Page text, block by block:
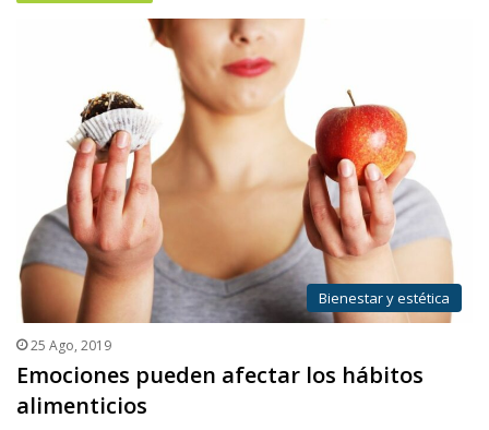
Bienestar y estética
25 Ago, 2019
Emociones pueden afectar los hábitos
alimenticios